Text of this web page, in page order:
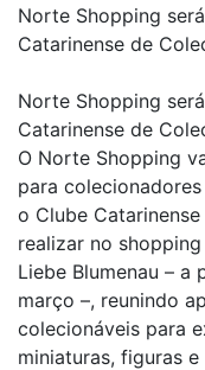
Norte Shopping
Catarinense de
Norte Shopping
Catarinense de
O Norte Shopping
para
o Clube
realizar no
Liebe Blumenau – a
março –, reunindo
colecionáveis para
miniaturas, figuras